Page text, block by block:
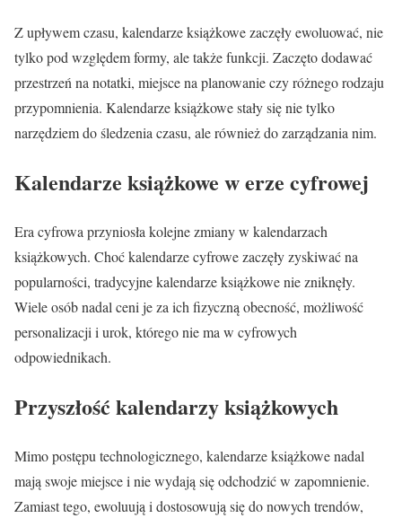
Z upływem czasu, kalendarze książkowe zaczęły ewoluować, nie
tylko pod względem formy, ale także funkcji. Zaczęto dodawać
przestrzeń na notatki, miejsce na planowanie czy różnego rodzaju
przypomnienia. Kalendarze książkowe stały się nie tylko
narzędziem do śledzenia czasu, ale również do zarządzania nim.
Kalendarze książkowe w erze cyfrowej
Era cyfrowa przyniosła kolejne zmiany w kalendarzach
książkowych. Choć kalendarze cyfrowe zaczęły zyskiwać na
popularności, tradycyjne kalendarze książkowe nie zniknęły.
Wiele osób nadal ceni je za ich fizyczną obecność, możliwość
personalizacji i urok, którego nie ma w cyfrowych
odpowiednikach.
Przyszłość kalendarzy książkowych
Mimo postępu technologicznego, kalendarze książkowe nadal
mają swoje miejsce i nie wydają się odchodzić w zapomnienie.
Zamiast tego, ewoluują i dostosowują się do nowych trendów,